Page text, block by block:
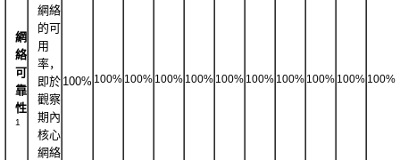
網
絡
可
靠
性
1
網絡
的可
用
率，
即於
觀察
期內
核心
網絡
100% 100% 100% 100% 100% 100% 100% 100% 100% 100% 100%